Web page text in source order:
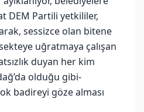
DEM Partili yetkililer,
sessizce olan bitene
uğratmaya çalışan
duyan her kim
olduğu gibi-
badireyi göze alması